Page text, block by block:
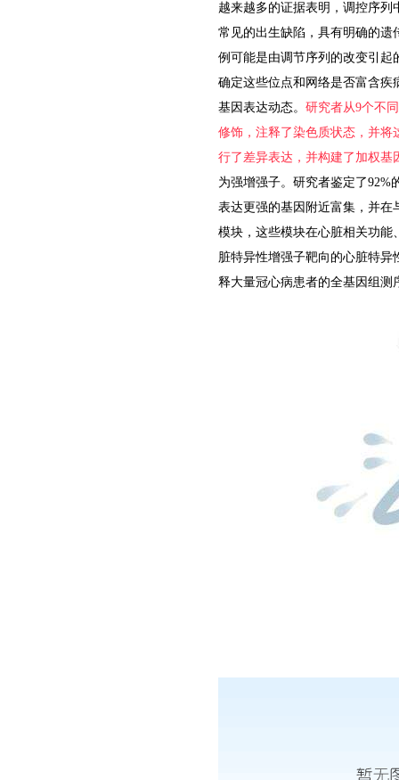
越来越多的证据表明，调控序
常见的出生缺陷，具有明确的遗
例可能是由调节序列的改变引起
确定这些位点和网络是否富含疾
基因表达动态。 研究者从9个不
修饰，注释了染色质状态，并将
行了差异表达，并构建了加权基
为强增强子。研究者鉴定了92%
表达更强的基因附近富集，并在
模块，这些模块在心脏相关功能
脏特异性增强子靶向的心脏特异
释大量冠心病患者的全基因组测